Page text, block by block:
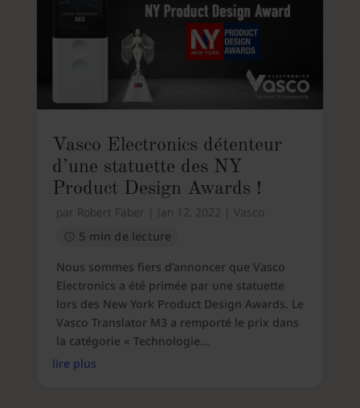
Vasco Electronics détenteur
d’une statuette des NY
Product Design Awards !
par Robert Faber Jan 12, 2022
Vasco
5 min de lecture
Nous sommes fiers d’annoncer que Vasco
Electronics a été primée par une statuette
lors des New York Product Design Awards. Le
Vasco Translator M3 a remporté le prix dans
la catégorie « Technologie...
lire plus